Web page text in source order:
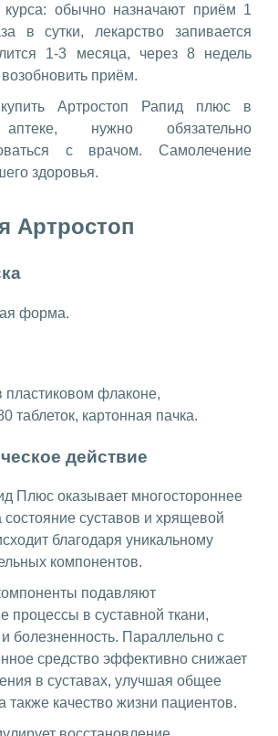
курса: обычно назначают приём 1
в сутки, лекарство запивается
1-3 месяца, через 8 недель
приём.
Артростоп Рапид плюс в
нужно обязательно
с врачом. Самолечение
здоровья.
Артростоп
форма.
пластиковом флаконе,
таблеток, картонная пачка.
действие
Плюс оказывает многостороннее
состояние суставов и хрящевой
благодаря уникальному
компонентов.
подавляют
процессы в суставной ткани,
болезненность. Параллельно с
средство эффективно снижает
в суставах, улучшая общее
также качество жизни пациентов.